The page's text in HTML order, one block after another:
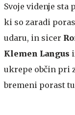
Svoje videnje sta
ki so zaradi
udaru, in sicer
Klemen Langus
ukrepe občin pri
bremeni porast